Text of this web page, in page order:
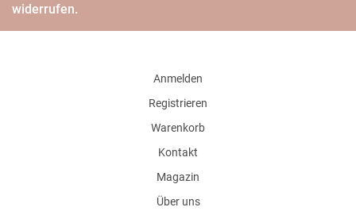
widerrufen.
Anmelden
Registrieren
Warenkorb
Kontakt
Magazin
Über uns